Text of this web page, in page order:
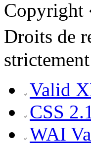
Droits de
Valid
CSS
WAI